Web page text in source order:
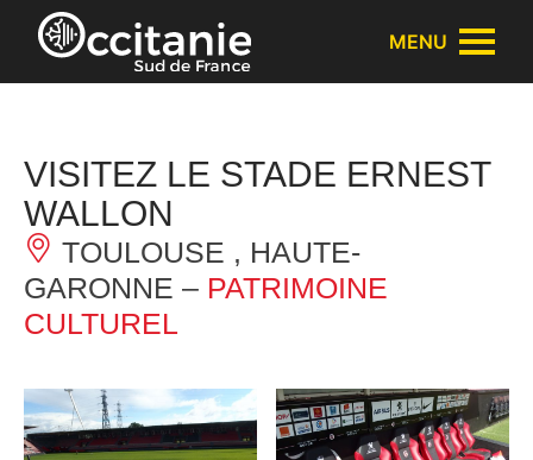
Panneau de gestion des cookies
MENU
VISITEZ LE STADE ERNEST
WALLON
TOULOUSE , HAUTE-
GARONNE – PATRIMOINE
CULTUREL